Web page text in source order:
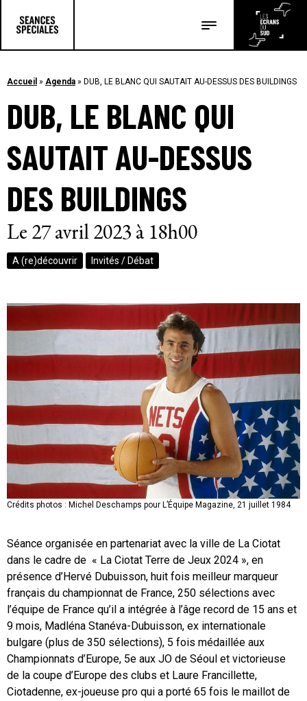
Les articles
Accueil » Agenda » DUB, LE BLANC QUI SAUTAIT AU-DESSUS DES BUILDINGS
DUB, LE BLANC QUI
SAUTAIT AU-DESSUS
DES BUILDINGS
Le 27 avril 2023 à 18h00
A (re)découvrir Invités / Débat
Crédits photos : Michel Deschamps pour L’Équipe Magazine, 21 juillet 1984
Séance organisée en partenariat avec la ville de La Ciotat
dans le cadre de « La Ciotat Terre de Jeux 2024 », en
présence d’Hervé Dubuisson, huit fois meilleur marqueur
français du championnat de France, 250 sélections avec
l’équipe de France qu’il a intégrée à l’âge record de 15 ans et
9 mois, Madléna Stanéva-Dubuisson, ex internationale
bulgare (plus de 350 sélections), 5 fois médaillée aux
Championnats d’Europe, 5e aux JO de Séoul et victorieuse
de la coupe d’Europe des clubs et Laure Francillette,
Ciotadenne, ex-joueuse pro qui a porté 65 fois le maillot de